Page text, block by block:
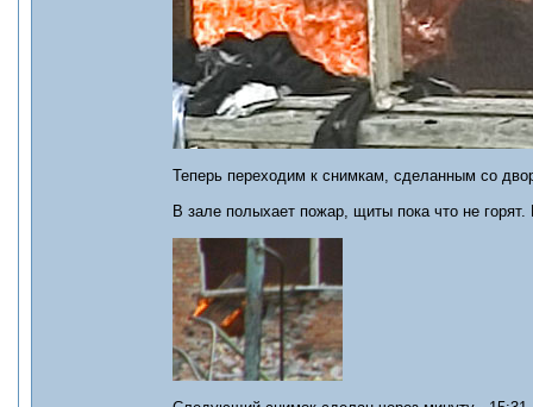
Теперь переходим к снимкам, сделанным со
В зале полыхает пожар, щиты пока что не